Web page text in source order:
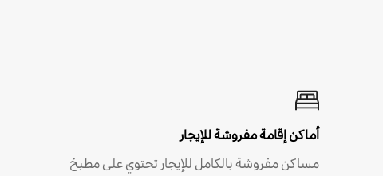
أماكن إقامة مفروشة للإيجار
مساكن مفروشة بالكامل للإيجار تحتوي على مطبخ